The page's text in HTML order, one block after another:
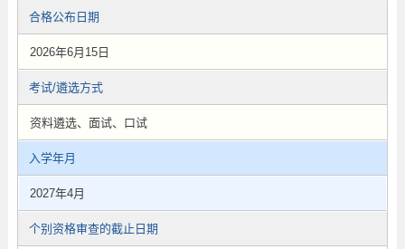
合格公布日期
2026年6月15日
考试/遴选方式
资料遴选、面试、口试
入学年月
2027年4月
个别资格审查的截止日期